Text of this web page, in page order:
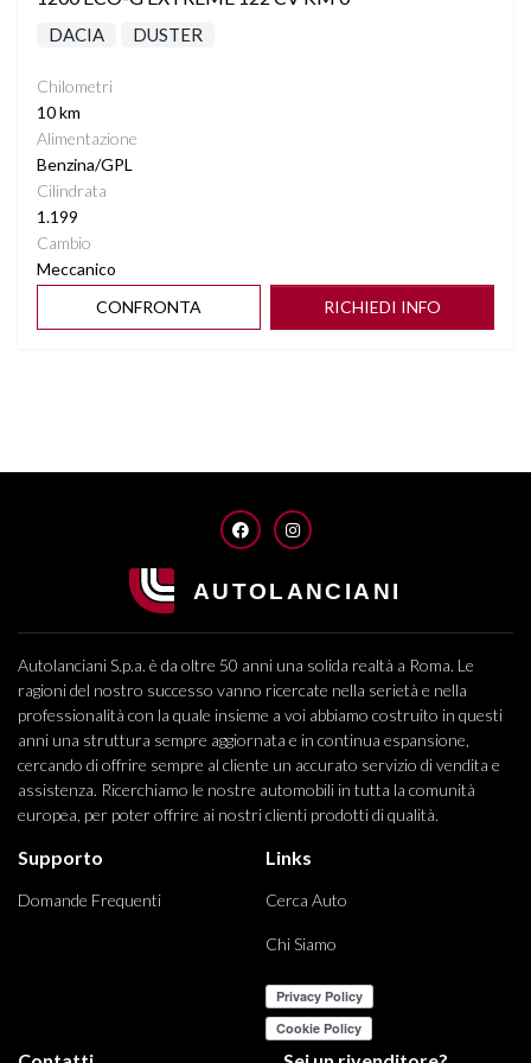
DACIA DUSTER
Chilometri
10 km
Alimentazione
Benzina/GPL
Cilindrata
1.199
Cambio
Meccanico
CONFRONTA
RICHIEDI INFO
FACEBOOKINSTAGRAM
Autolanciani S.p.a. è da oltre 50 anni una solida realtà a Roma. Le
ragioni del nostro successo vanno ricercate nella serietà e nella
professionalità con la quale insieme a voi abbiamo costruito in questi
anni una struttura sempre aggiornata e in continua espansione,
cercando di offrire sempre al cliente un accurato servizio di vendita e
assistenza. Ricerchiamo le nostre automobili in tutta la comunità
europea, per poter offrire ai nostri clienti prodotti di qualità.
Supporto
Domande Frequenti
Links
Cerca Auto
Chi Siamo